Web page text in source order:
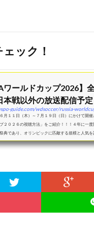
ック！
ワールドカップ2026】
本戦以外の放送配信予定
guide.com/wdsoccer/russia-
月１１日（木）～７月１９日（日）にかけて開
２０２６の視聴方法」をご紹介！！！４年に一
典であり、オリンピックに匹敵する規模と人気を
、...